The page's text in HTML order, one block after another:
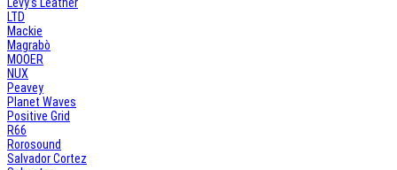
LTD
Mackie
Magrabò
MOOER
NUX
Peavey
Planet Waves
Positive Grid
R66
Rorosound
Salvador Cortez